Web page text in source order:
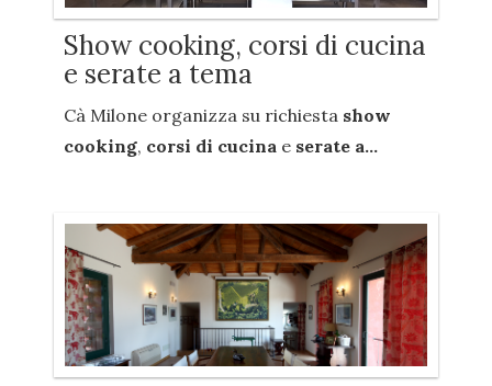
Show cooking, corsi di cucina
e serate a tema
Cà Milone organizza su richiesta show
cooking, corsi di cucina e serate a...